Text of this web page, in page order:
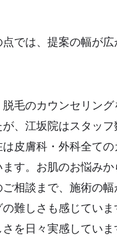
では、提案の幅が広
毛のカウンセリン
、江坂院はスタッフ
皮膚科・外科全ての
す。お肌のお悩み
相談まで、施術の幅
難しさも感じてい
を日々実感していま